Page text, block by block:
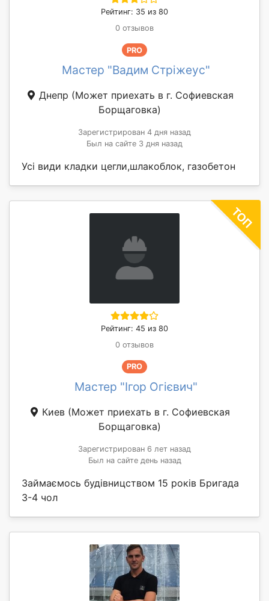
Рейтинг: 35 из 80
0 отзывов
PRO
Мастер "Вадим Стріжеус"
Днепр (Может приехать в г. Софиевская
Борщаговка)
Зарегистрирован 4 дня назад
Был на сайте 3 дня назад
Усі види кладки цегли,шлакоблок, газобетон
Рейтинг: 45 из 80
0 отзывов
PRO
Мастер "Ігор Огієвич"
Киев (Может приехать в г. Софиевская
Борщаговка)
Зарегистрирован 6 лет назад
Был на сайте день назад
Займаємось будівницством 15 років Бригада
3-4 чол